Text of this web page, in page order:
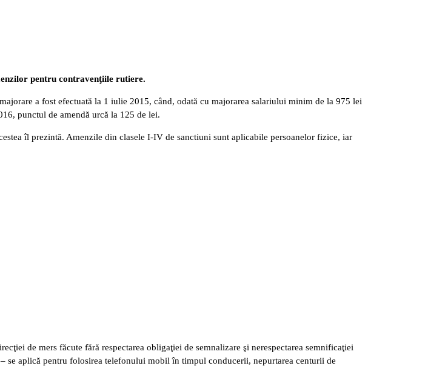
pentru contravenţiile rutiere.
a fost efectuată la 1 iulie 2015, când, odată cu majorarea salariului minim de la 975 lei
punctul de amendă urcă la 125 de lei.
îl prezintă. Amenzile din clasele I-IV de sanctiuni sunt aplicabile persoanelor fizice, iar
de mers făcute fără respectarea obligaţiei de semnalizare şi nerespectarea semnificaţiei
se aplică pentru folosirea telefonului mobil în timpul conducerii, nepurtarea centurii de